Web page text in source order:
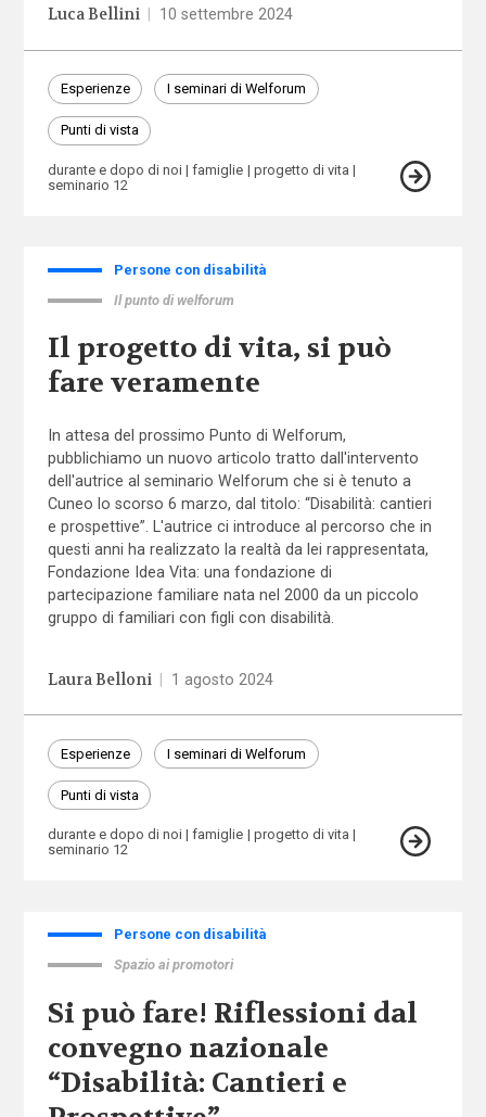
Luca Bellini 10 settembre 2024
Esperienze I seminari di Welforum
Punti di vista
durante e dopo di noi famiglie
progetto di vita
seminario 12
Persone con disabilità
Il punto di welforum
Il progetto di vita, si può
fare veramente
In attesa del prossimo Punto di Welforum,
pubblichiamo un nuovo articolo tratto dall'intervento
dell'autrice al seminario Welforum che si è tenuto a
Cuneo lo scorso 6 marzo, dal titolo: “Disabilità: cantieri
e prospettive”. L'autrice ci introduce al percorso che in
questi anni ha realizzato la realtà da lei rappresentata,
Fondazione Idea Vita: una fondazione di
partecipazione familiare nata nel 2000 da un piccolo
gruppo di familiari con figli con disabilità.
Laura Belloni 1 agosto 2024
Esperienze I seminari di Welforum
Punti di vista
durante e dopo di noi famiglie
progetto di vita
seminario 12
Persone con disabilità
Spazio ai promotori
Si può fare! Riflessioni dal
convegno nazionale
“Disabilità: Cantieri e